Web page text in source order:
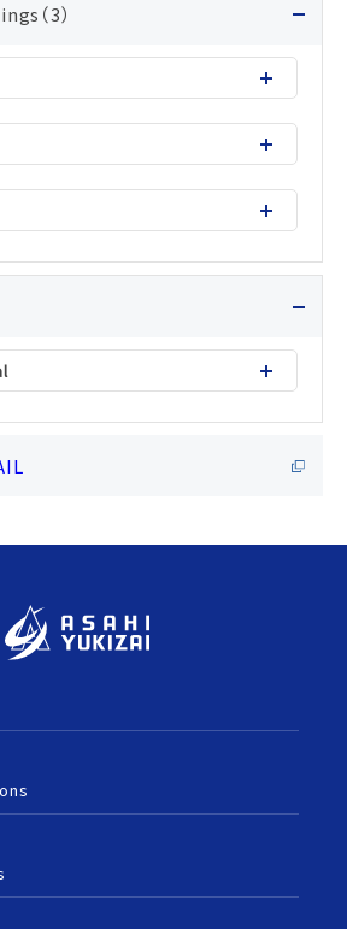
（3）
100mm
100mm
100mm
100mm_Manual